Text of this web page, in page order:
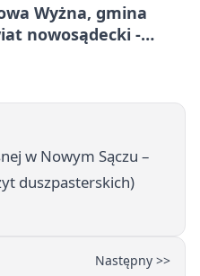
Wyżna, gmina
nowosądecki -
w Nowym Sączu –
duszpasterskich)
Następny >>